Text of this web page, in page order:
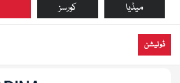
کورسز میڈیا
ڈونیشن